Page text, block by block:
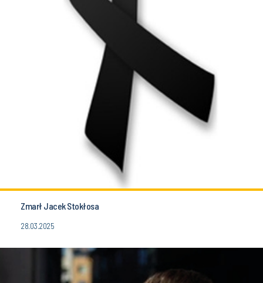
Zmarł Jacek Stokłosa
28.03.2025